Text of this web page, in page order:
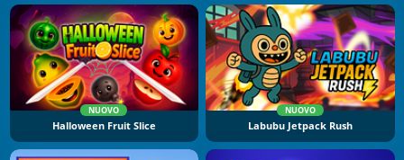
NUOVO
Halloween Fruit Slice
NUOVO
Labubu Jetpack Rush